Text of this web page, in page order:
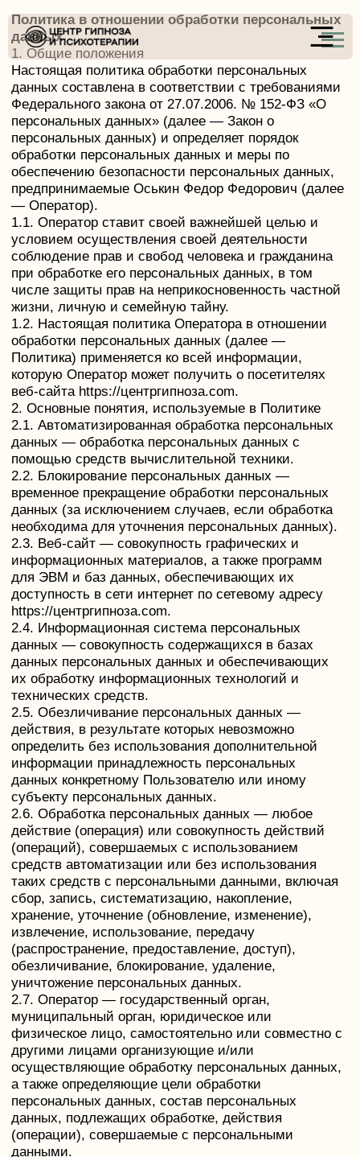
Политика в отношении обработки персональных
данных
1. Общие положения
Настоящая политика обработки персональных
данных составлена в соответствии с требованиями
Федерального закона от 27.07.2006. № 152-ФЗ «О
персональных данных» (далее — Закон о
персональных данных) и определяет порядок
обработки персональных данных и меры по
обеспечению безопасности персональных данных,
предпринимаемые Оськин Федор Федорович (далее
— Оператор).
1.1. Оператор ставит своей важнейшей целью и
условием осуществления своей деятельности
соблюдение прав и свобод человека и гражданина
при обработке его персональных данных, в том
числе защиты прав на неприкосновенность частной
жизни, личную и семейную тайну.
1.2. Настоящая политика Оператора в отношении
обработки персональных данных (далее —
Политика) применяется ко всей информации,
которую Оператор может получить о посетителях
веб-сайта https://центргипноза.com.
2. Основные понятия, используемые в Политике
2.1. Автоматизированная обработка персональных
данных — обработка персональных данных с
помощью средств вычислительной техники.
2.2. Блокирование персональных данных —
временное прекращение обработки персональных
данных (за исключением случаев, если обработка
необходима для уточнения персональных данных).
2.3. Веб-сайт — совокупность графических и
информационных материалов, а также программ
для ЭВМ и баз данных, обеспечивающих их
доступность в сети интернет по сетевому адресу
https://центргипноза.com.
2.4. Информационная система персональных
данных — совокупность содержащихся в базах
данных персональных данных и обеспечивающих
их обработку информационных технологий и
технических средств.
2.5. Обезличивание персональных данных —
действия, в результате которых невозможно
определить без использования дополнительной
информации принадлежность персональных
данных конкретному Пользователю или иному
субъекту персональных данных.
2.6. Обработка персональных данных — любое
действие (операция) или совокупность действий
(операций), совершаемых с использованием
средств автоматизации или без использования
таких средств с персональными данными, включая
сбор, запись, систематизацию, накопление,
хранение, уточнение (обновление, изменение),
извлечение, использование, передачу
(распространение, предоставление, доступ),
обезличивание, блокирование, удаление,
уничтожение персональных данных.
2.7. Оператор — государственный орган,
муниципальный орган, юридическое или
физическое лицо, самостоятельно или совместно с
другими лицами организующие и/или
осуществляющие обработку персональных данных,
а также определяющие цели обработки
персональных данных, состав персональных
данных, подлежащих обработке, действия
(операции), совершаемые с персональными
данными.
2.8. Персональные данные — любая информация,
относящаяся прямо или косвенно к определенному
или определяемому Пользователю веб-сайта
https://центргипноза.com.
2.9. Персональные данные, разрешенные субъектом
персональных данных для распространения, —
персональные данные, доступ неограниченного
круга лиц к которым предоставлен субъектом
персональных данных путем дачи согласия на
обработку персональных данных, разрешенных
субъектом персональных данных для
распространения в порядке, предусмотренном
Законом о персональных данных (далее —
персональные данные, разрешенные для
распространения).
2.10. Пользователь — любой посетитель веб-сайта
https://центргипноза.com.
2.11. Предоставление персональных данных —
действия, направленные на раскрытие
персональных данных определенному лицу или
определенному кругу лиц.
2.12. Распространение персональных данных —
любые действия, направленные на раскрытие
персональных данных неопределенному кругу лиц
(передача персональных данных) или на
ознакомление с персональными данными
неограниченного круга лиц, в том числе